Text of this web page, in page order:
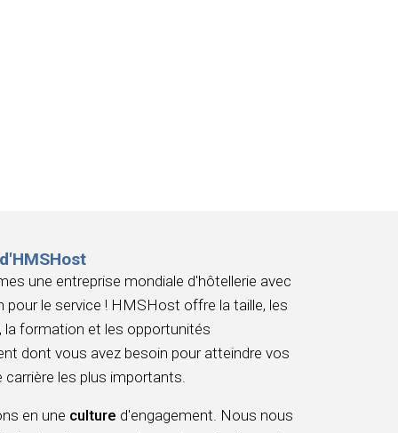
une entreprise mondiale d'hôtellerie avec
pour le service ! HMSHost offre la taille, les
la formation et les opportunités
dont vous avez besoin pour atteindre vos
les plus importants.
en une culture d'engagement. Nous nous